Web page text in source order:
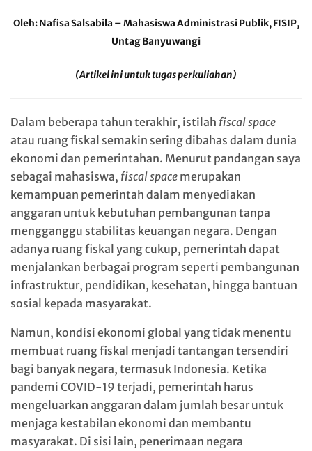
Oleh: Nafisa Salsabila – Mahasiswa Administrasi Publik, FISIP,
Untag Banyuwangi
(Artikel ini untuk tugas perkuliahan)
Dalam beberapa tahun terakhir, istilah fiscal space
atau ruang fiskal semakin sering dibahas dalam dunia
ekonomi dan pemerintahan. Menurut pandangan saya
sebagai mahasiswa, fiscal space merupakan
kemampuan pemerintah dalam menyediakan
anggaran untuk kebutuhan pembangunan tanpa
mengganggu stabilitas keuangan negara. Dengan
adanya ruang fiskal yang cukup, pemerintah dapat
menjalankan berbagai program seperti pembangunan
infrastruktur, pendidikan, kesehatan, hingga bantuan
sosial kepada masyarakat.
Namun, kondisi ekonomi global yang tidak menentu
membuat ruang fiskal menjadi tantangan tersendiri
bagi banyak negara, termasuk Indonesia. Ketika
pandemi COVID-19 terjadi, pemerintah harus
mengeluarkan anggaran dalam jumlah besar untuk
menjaga kestabilan ekonomi dan membantu
masyarakat. Di sisi lain, penerimaan negara